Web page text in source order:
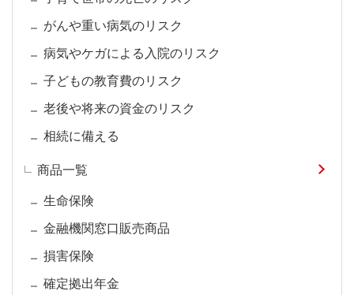
がんや重い病気のリスク
病気やケガによる入院のリスク
子どもの教育費のリスク
老後や将来の資金のリスク
相続に備える
商品一覧
生命保険
金融機関窓口販売商品
損害保険
確定拠出年金